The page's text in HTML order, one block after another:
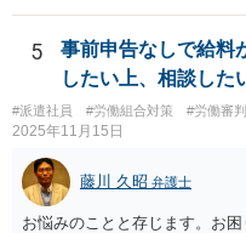
ると、場合によっては非弁の
5
事前申告なしで給料
したい上、相談した
#派遣社員 #労働組合対策 #労働審判
2025年11月15日
藤川 久昭 弁護士
お悩みのことと存じます。お